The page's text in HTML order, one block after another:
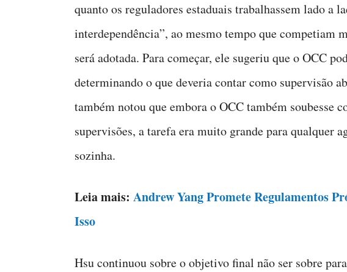
quanto os reguladores estaduais trabalhassem lado a
interdependência”, ao mesmo tempo que competiam
será adotada. Para começar, ele sugeriu que o OCC
determinando o que deveria contar como supervisão
também notou que embora o OCC também soubesse
supervisões, a tarefa era muito grande para qualquer
sozinha.
Leia mais: Andrew Yang Promete Regulamentos
Isso
Hsu continuou sobre o objetivo final não ser sobre